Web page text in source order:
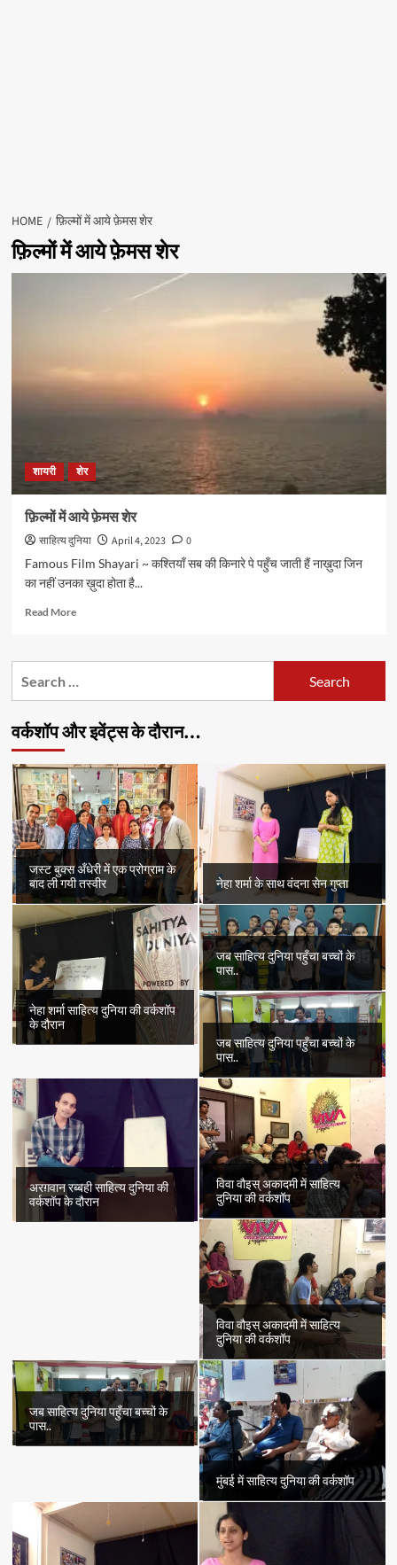
HOME फ़िल्मों में आये फ़ेमस शेर
फ़िल्मों में आये फ़ेमस शेर
शायरी शेर
फ़िल्मों में आये फ़ेमस शेर
साहित्य दुनिया April 4, 2023
0
Famous Film Shayari ~ कश्तियाँ सब की किनारे पे पहुँच जाती हैं नाख़ुदा जिन
का नहीं उनका ख़ुदा होता है...
Read MoreRead
फ़िल्मों
शेर
वर्कशॉप और इवेंट्स के दौरान…
जस्ट बुक्स अँधेरी में एक प्रोग्राम के
बाद ली गयी तस्वीर
नेहा शर्मा के साथ वंदना सेन गुप्ता
नेहा शर्मा साहित्य दुनिया की वर्कशॉप
के दौरान
जब साहित्य दुनिया पहुँचा बच्चों के
पास..
जब साहित्य दुनिया पहुँचा बच्चों के
पास..
अरग़वान रब्बही साहित्य दुनिया की
वर्कशॉप के दौरान
विवा वौइस् अकादमी में साहित्य
दुनिया की वर्कशॉप
विवा वौइस् अकादमी में साहित्य
दुनिया की वर्कशॉप
जब साहित्य दुनिया पहुँचा बच्चों के
पास..
मुंबई में साहित्य दुनिया की वर्कशॉप